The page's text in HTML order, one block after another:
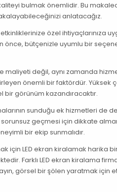
bulmak önemlidir. Bu
anlatacağız.
özel ihtiyaçlarınıza
bütçenizle uyumlu bir
maliyeti değil, aynı zamanda
önemli bir faktördür. Yüksek
görünüm kazandıracaktır.
sunduğu ek hizmetleri
geçmesi için dikkate
bir ekip sunmalıdır.
için LED ekran kiralamak
Farklı LED ekran kiralama
görsel bir şölen yaratmak için